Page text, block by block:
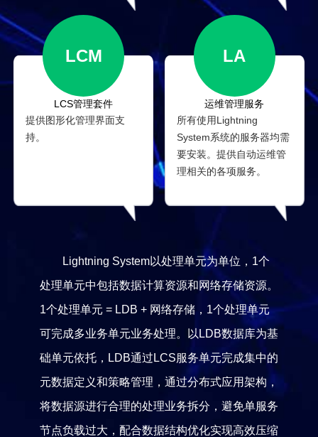
LCM
LCS管理套件
提供图形化管理界面支
持。
LA
运维管理服务
所有使用Lightning
System系统的服务器均需
要安装。提供自动运维管
理相关的各项服务。
Lightning System以处理单元为单位，1个
处理单元中包括数据计算资源和网络存储资源。
1个处理单元 = LDB + 网络存储，1个处理单元
可完成多业务单元业务处理。以LDB数据库为基
础单元依托，LDB通过LCS服务单元完成集中的
元数据定义和策略管理，通过分布式应用架构，
将数据源进行合理的处理业务拆分，避免单服务
节点负载过大，配合数据结构优化实现高效压缩